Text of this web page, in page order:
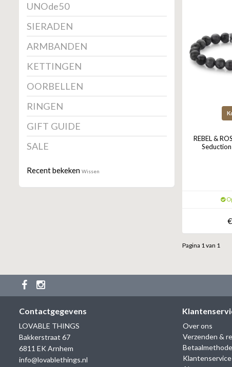
UNOde50
SIERADEN
ARMBANDEN
KETTINGEN
OORBELLEN
RINGEN
GIFT GUIDE
SALE
Recent bekeken Wissen
REBEL &
Pagina 1 van 1
Contactgegevens
LOVABLE THINGS
Bakkerstraat 67
6811 EK Arnhem
info@lovablethings.nl
Over ons
Verzenden &
Klantenservice